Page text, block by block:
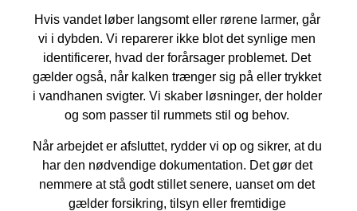
Hvis vandet løber langsomt eller rørene larmer, går
vi i dybden. Vi reparerer ikke blot det synlige men
identificerer, hvad der forårsager problemet. Det
gælder også, når kalken trænger sig på eller trykket
i vandhanen svigter. Vi skaber løsninger, der holder
og som passer til rummets stil og behov.
Når arbejdet er afsluttet, rydder vi op og sikrer, at du
har den nødvendige dokumentation. Det gør det
nemmere at stå godt stillet senere, uanset om det
gælder forsikring, tilsyn eller fremtidige